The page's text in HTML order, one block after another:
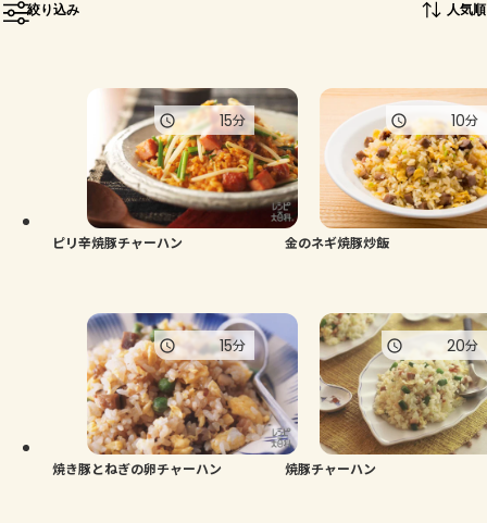
トーク
よくあるお問い合わせ
お買い物
絞り込み 人気順
ピリ辛焼豚チャーハン
15分
金のネギ焼豚炒飯
10分
焼き豚とねぎの卵チャーハン
15分
焼豚チャーハン
20分